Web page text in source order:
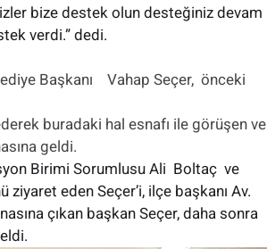
bize destek olun desteğiniz devam
verdi.” dedi.
Başkanı Vahap Seçer, önceki
buradaki hal esnafı ile görüşen ve
geldi.
Birimi Sorumlusu Ali Boltaç ve
eden Seçer’i, ilçe başkanı Av.
çıkan başkan Seçer, daha sonra